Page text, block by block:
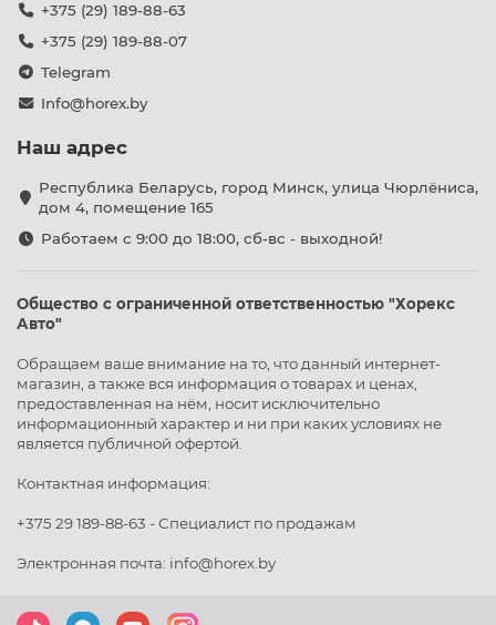
+375 (29) 189-88-63
+375 (29) 189-88-07
Telegram
Info@horex.by
Наш адрес
Республика Беларусь, город Минск, улица Чюрлёниса,
дом 4, помещение 165
Работаем с 9:00 до 18:00, сб-вс - выходной!
Общество с ограниченной ответственностью "Хорекс
Авто"
Обращаем ваше внимание на то, что данный интернет-
магазин, а также вся информация о товарах и ценах,
предоставленная на нём, носит исключительно
информационный характер и ни при каких условиях не
является публичной офертой.
Контактная информация:
+375 29 189-88-63 - Специалист по продажам
Электронная почта: info@horex.by